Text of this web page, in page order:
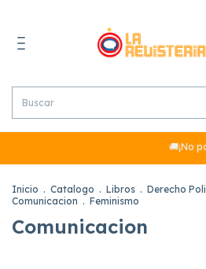
🚚¡No
Inicio . Catalogo . Libros . Derecho
Comunicacion . Feminismo
Comunicacion